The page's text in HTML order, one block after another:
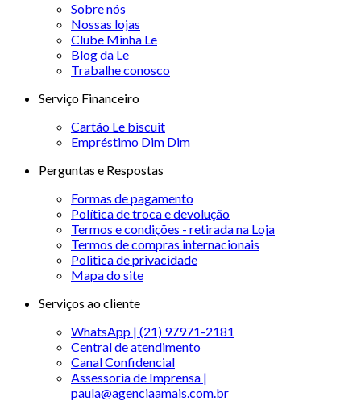
Sobre nós
Nossas lojas
Clube Minha Le
Blog da Le
Trabalhe conosco
Serviço Financeiro
Cartão Le biscuit
Empréstimo Dim Dim
Perguntas e Respostas
Formas de pagamento
Política de troca e devolução
Termos e condições - retirada na Loja
Termos de compras internacionais
Politica de privacidade
Mapa do site
Serviços ao cliente
WhatsApp | (21) 97971-2181
Central de atendimento
Canal Confidencial
Assessoria de Imprensa |
paula@agenciaamais.com.br